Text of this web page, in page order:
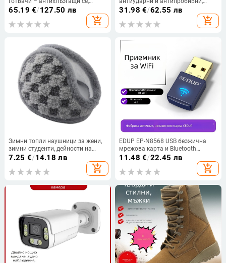
водоустойчиви, маслоустойчиви,
65.19 €/127.50 лв
add_shopping_cart
изолирани, велурена кожа, модел
31.98 €/62.55 лв
add_shopping_cart
Зимни топли наушници за жени,
зимни студенти, дейности на
открито, плюшени наушници,
ветроустойчиви, студени мъжки
плюшени наушници
7.25 €/14.18 лв
add_shopping_cart
EDUP EP-N8568 USB безжична
мрежова карта и Bluetooth
адаптер - 2.4 GHz, 150 Mbps, IEEE
11.48 €/22.45 лв
add_shopping_cart